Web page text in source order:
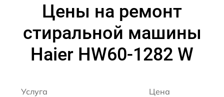
Цены на ремонт
стиральной машины
Haier HW60-1282 W
Услуга Цена